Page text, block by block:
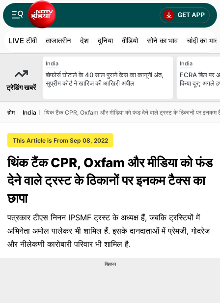
LIVE टीवी ताजातरीन देश दुनिया वीडियो सोने का भाव चांदी का भाव
ट्रेडिंग खबरें
India
बोफोर्स घोटाले के 40 साल पुराने केस का कानूनी अंत,
सुप्रीम कोर्ट ने खारिज की आखिरी अपील
India
FCRA बिल पर
किया दूर; अगले
होम India थिंक टैंक CPR, Oxfam और मीडिया को फंड देने वाले ट्रस्ट के ठिकानों पर इनकम
This Article is From Sep 08, 2022
थिंक टैंक CPR, Oxfam और मीडिया को फंड
देने वाले ट्रस्ट के ठिकानों पर इनकम टैक्स का
छापा
पत्रकार टीएस निनन IPSMF ट्रस्ट के अध्यक्ष हैं, जबकि ट्रस्टियों में
अभिनेता अमोल पालेकर भी शामिल हैं. इसके दानदाताओं में प्रेमजी, गोदरेज
और नीलेकणी कारोबारी परिवार भी शामिल है.
विज्ञापन